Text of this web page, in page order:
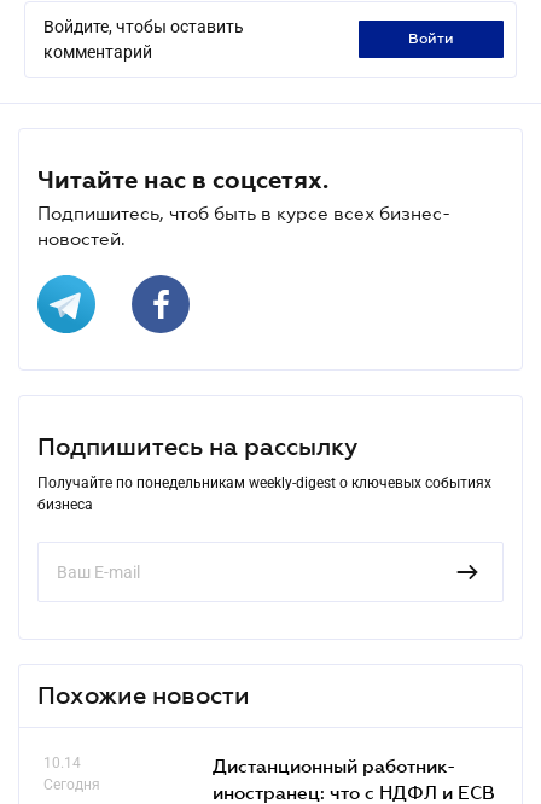
Войдите, чтобы оставить
комментарий
войти
Читайте нас в соцсетях.
Подпишитесь, чтоб быть в курсе всех бизнес-
новостей.
Подпишитесь на рассылку
Получайте по понедельникам weekly-digest о ключевых событиях
бизнеса
Похожие новости
10.14
Сегодня
Дистанционный работник-
иностранец: что с НДФЛ и ЕСВ